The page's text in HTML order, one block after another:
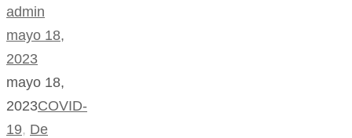
admin
mayo 18,
2023
mayo 18,
2023COVID-
19, De